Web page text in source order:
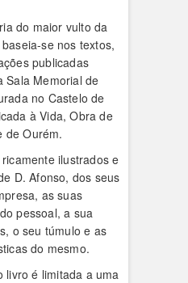
do maior vulto da
se nos textos,
publicadas
Sala Memorial de
no Castelo de
à Vida, Obra de
de Ourém.
ilustrados e
D. Afonso, dos seus
as suas
pessoal, a sua
o seu túmulo e as
do mesmo.
livro é limitada a uma